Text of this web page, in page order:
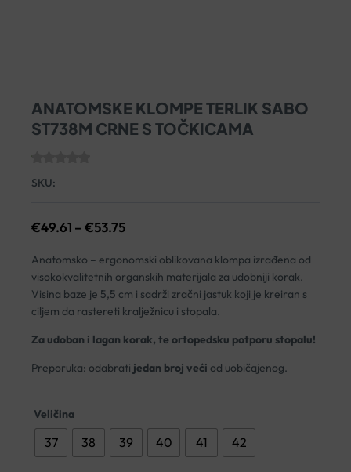
ANATOMSKE KLOMPE TERLIK SABO
ST738M CRNE S TOČKICAMA
SKU:
€49.61 – €53.75Raspon
od
€49.61
do
€53.75
Anatomsko – ergonomski oblikovana klompa izrađena od
visokokvalitetnih organskih materijala za udobniji korak.
Visina baze je 5,5 cm i sadrži zračni jastuk koji je kreiran s
ciljem da rastereti kralježnicu i stopala.
Za udoban i lagan korak, te ortopedsku potporu stopalu!
Preporuka: odabrati jedan broj većiod uobičajenog.
Veličina
37 38 39 40 41 42